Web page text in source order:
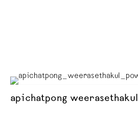
apichatpong weerasethakul